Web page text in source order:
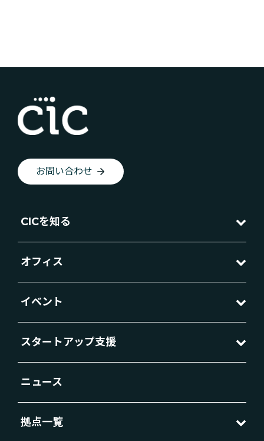
お問い合わせ
CICを知る
オフィス
イベント
スタートアップ支援
ニュース
拠点一覧